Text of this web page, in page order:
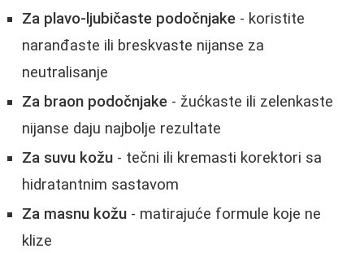
Za plavo-ljubičaste podočnjake - koristite
naranđaste ili breskvaste nijanse za
neutralisanje
Za braon podočnjake - žućkaste ili zelenkaste
nijanse daju najbolje rezultate
Za suvu kožu - tečni ili kremasti korektori sa
hidratantnim sastavom
Za masnu kožu - matirajuće formule koje ne
klize